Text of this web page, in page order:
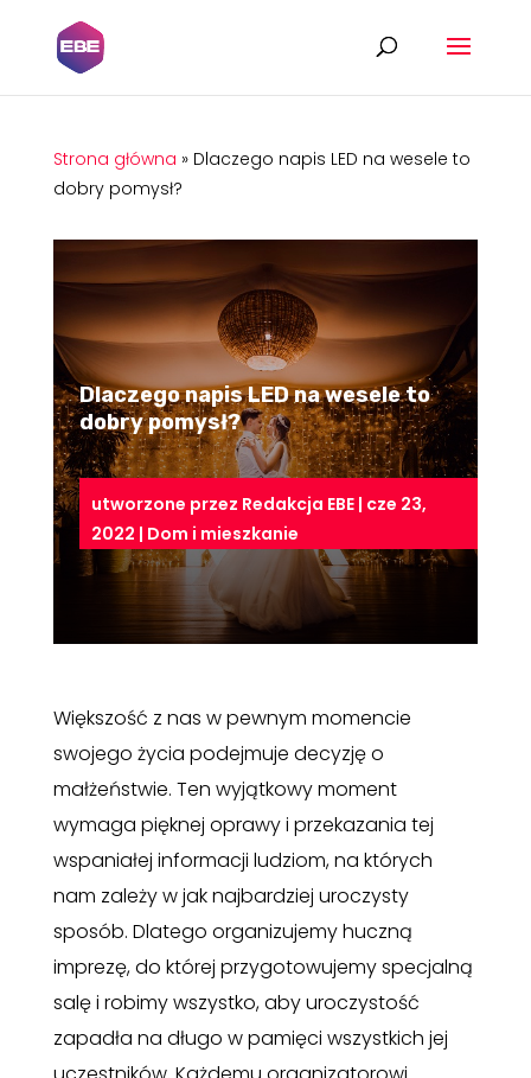
Strona główna » Dlaczego napis LED na wesele to
dobry pomysł?
Dlaczego napis LED na wesele to
dobry pomysł?
utworzone przez Redakcja EBE | cze 23,
2022 | Dom i mieszkanie
Większość z nas w pewnym momencie
swojego życia podejmuje decyzję o
małżeństwie. Ten wyjątkowy moment
wymaga pięknej oprawy i przekazania tej
wspaniałej informacji ludziom, na których
nam zależy w jak najbardziej uroczysty
sposób. Dlatego organizujemy huczną
imprezę, do której przygotowujemy specjalną
salę i robimy wszystko, aby uroczystość
zapadła na długo w pamięci wszystkich jej